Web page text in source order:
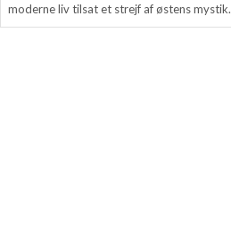
moderne liv tilsat et strejf af østens mystik.